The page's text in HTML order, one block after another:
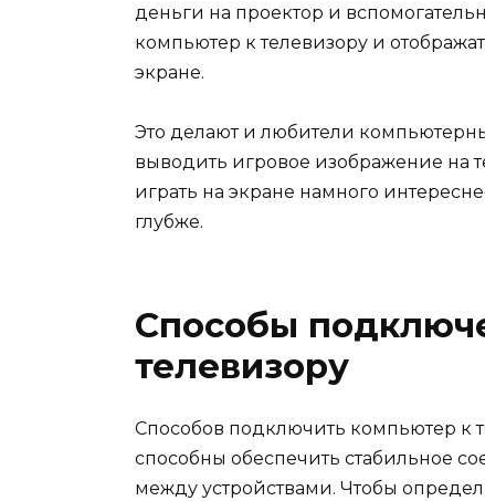
деньги на проектор и
компьютер к телевизору и
экране.
Это делают и любители
выводить игровое изображение на
играть на экране намного
глубже.
Способы
телевизору
Способов подключить компьютер к
способны обеспечить стабильное
между устройствами. Чтобы